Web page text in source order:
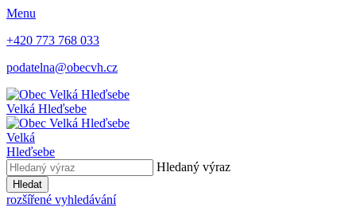
Menu
+420 773 768 033
podatelna@obecvh.cz
Velká Hleďsebe
Velká
Hleďsebe
Hledaný výraz
Hledat
rozšířené vyhledávání